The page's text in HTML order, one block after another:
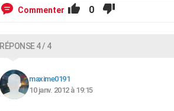
Commenter 0
RÉPONSE 4 / 4
maxime0191
10 janv. 2012 à 19:15